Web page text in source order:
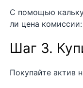
С помощью
ли цена
Шаг 3.
Покупайте актив